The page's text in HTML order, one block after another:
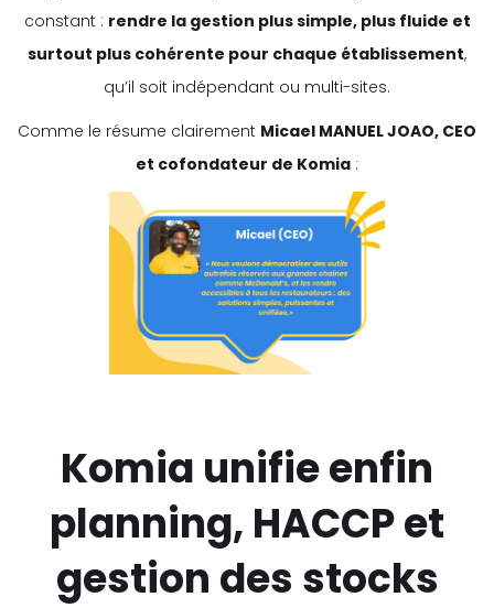
constant : rendre la gestion plus simple, plus fluide et
surtout plus cohérente pour chaque établissement,
qu’il soit indépendant ou multi-sites.
Comme le résume clairement Micael MANUEL JOAO, CEO
et cofondateur de Komia :
Komia unifie enfin
planning, HACCP et
gestion des stocks